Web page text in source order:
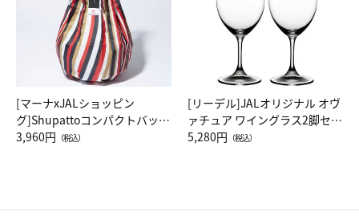
[マーナxJALショッピン
グ]Shupattoコンパクトバッグ
Drop JAL客室乗務員（LC）ス
3,960円 （税込）
[リーデル]JALオリジナル オヴ
ァチュア ワイングラス2脚セッ
ト（レッドワイン）
5,280円 （税込）